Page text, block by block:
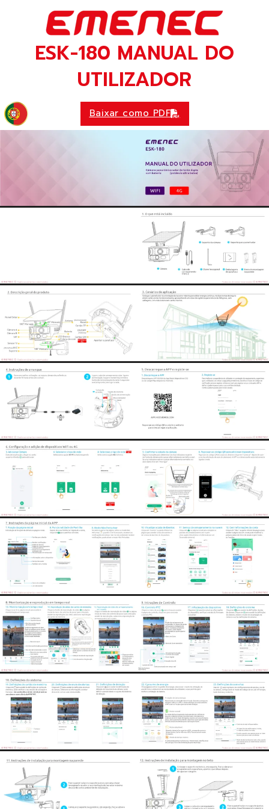
ESK-180 MANUAL DO
UTILIZADOR
Baixar como PDF